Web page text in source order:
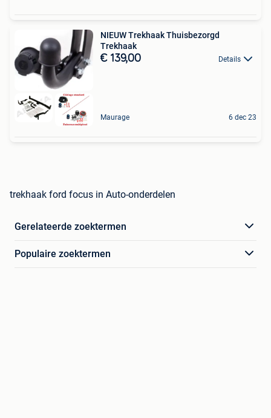
NIEUW Trekhaak Thuisbezorgd
Trekhaak
€ 139,00 Details
Maurage 6 dec 23
trekhaak ford focus in Auto-onderdelen
Gerelateerde zoektermen
Populaire zoektermen